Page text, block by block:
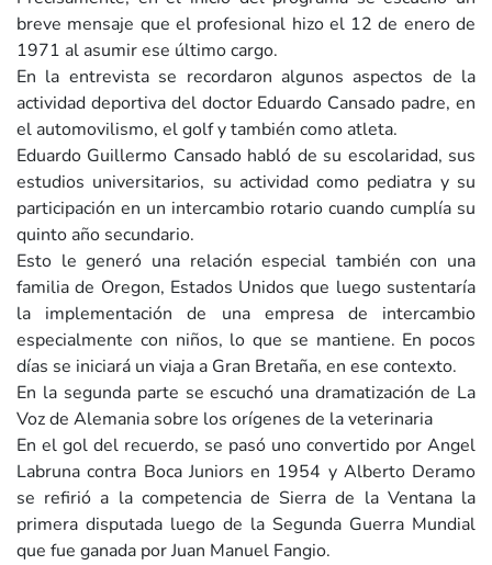
breve mensaje que el profesional hizo el 12 de enero de
1971 al asumir ese último cargo.
En la entrevista se recordaron algunos aspectos de la
actividad deportiva del doctor Eduardo Cansado padre, en
el automovilismo, el golf y también como atleta.
Eduardo Guillermo Cansado habló de su escolaridad, sus
estudios universitarios, su actividad como pediatra y su
participación en un intercambio rotario cuando cumplía su
quinto año secundario.
Esto le generó una relación especial también con una
familia de Oregon, Estados Unidos que luego sustentaría
la implementación de una empresa de intercambio
especialmente con niños, lo que se mantiene. En pocos
días se iniciará un viaja a Gran Bretaña, en ese contexto.
En la segunda parte se escuchó una dramatización de La
Voz de Alemania sobre los orígenes de la veterinaria
En el gol del recuerdo, se pasó uno convertido por Angel
Labruna contra Boca Juniors en 1954 y Alberto Deramo
se refirió a la competencia de Sierra de la Ventana la
primera disputada luego de la Segunda Guerra Mundial
que fue ganada por Juan Manuel Fangio.